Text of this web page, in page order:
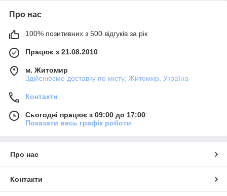
Про нас
100% позитивних з 500 відгуків за рік
Працює з 21.08.2010
м. Житомир
Здійснюємо доставку по місту, Житомир, Україна
Контакти
Сьогодні працює з 09:00 до 17:00
Показати весь графік роботи
Про нас
Контакти